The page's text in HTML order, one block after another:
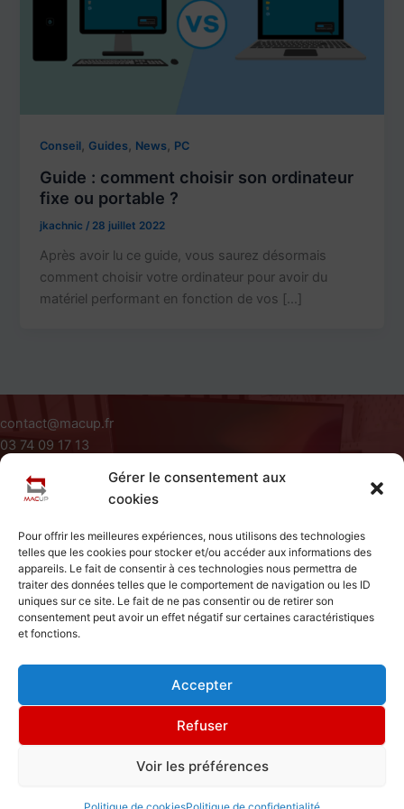
Gérer le consentement aux
cookies
Pour offrir les meilleures expériences, nous utilisons des technologies
telles que les cookies pour stocker et/ou accéder aux informations des
appareils. Le fait de consentir à ces technologies nous permettra de
traiter des données telles que le comportement de navigation ou les ID
uniques sur ce site. Le fait de ne pas consentir ou de retirer son
consentement peut avoir un effet négatif sur certaines caractéristiques
et fonctions.
Accepter
Refuser
Voir les préférences
Conseil, Guides, News, PC
Guide : comment choisir son ordinateur
fixe ou portable ?
jkachnic / 28 juillet 2022
Après avoir lu ce guide, vous saurez désormais
comment choisir votre ordinateur pour avoir du
matériel performant en fonction de vos […]
contact@macup.fr
03 74 09 17 13
Du Lundi au Vendredi de 09H à 18H
Siège Social : 411 rue Jacques Varlet 59310 Beuvry La Foret
Conditions Générales d'utilisation
Mentions Légales
Politique de Cookies
Accueil
Foire Aux Questions
Copyright © 2026 Macup | Fait par Macup